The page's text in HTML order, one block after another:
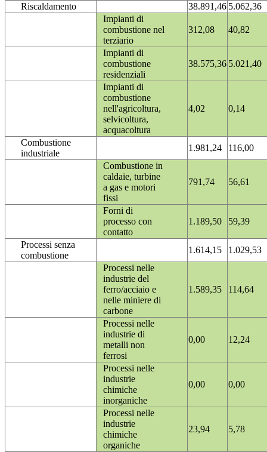
Riscaldamento 38.891,46 5.062,36
Impianti di
combustione nel
terziario
312,08 40,82
Impianti di
combustione
residenziali
38.575,36 5.021,40
Impianti di
combustione
nell'agricoltura,
selvicoltura,
acquacoltura
4,02 0,14
Combustione
industriale
1.981,24
116,00
Combustione in
caldaie, turbine
a gas e motori
fissi
791,74 56,61
Forni di
processo con
contatto
1.189,50 59,39
Processi senza
combustione
1.614,15
1.029,53
Processi nelle
industrie del
ferro/acciaio e
nelle miniere di
carbone
1.589,35 114,64
Processi nelle
industrie di
metalli non
ferrosi
0,00 12,24
Processi nelle
industrie
chimiche
inorganiche
0,00 0,00
Processi nelle
industrie
chimiche
organiche
23,94 5,78